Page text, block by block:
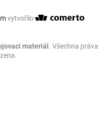
vytvořilo
materiál. Všechna práva